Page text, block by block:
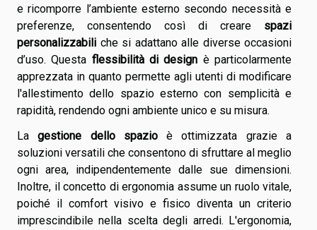
e ricomporre l’ambiente esterno secondo necessità e
preferenze, consentendo così di creare spazi
personalizzabili che si adattano alle diverse occasioni
d’uso. Questa flessibilità di design è particolarmente
apprezzata in quanto permette agli utenti di modificare
l'allestimento dello spazio esterno con semplicità e
rapidità, rendendo ogni ambiente unico e su misura.
Lagestione dello spazioè ottimizzata grazie a
soluzioni versatili che consentono di sfruttare al meglio
ogni area, indipendentemente dalle sue dimensioni.
Inoltre, il concetto di ergonomia assume un ruolo vitale,
poiché il comfort visivo e fisico diventa un criterio
imprescindibile nella scelta degli arredi. L'ergonomia,